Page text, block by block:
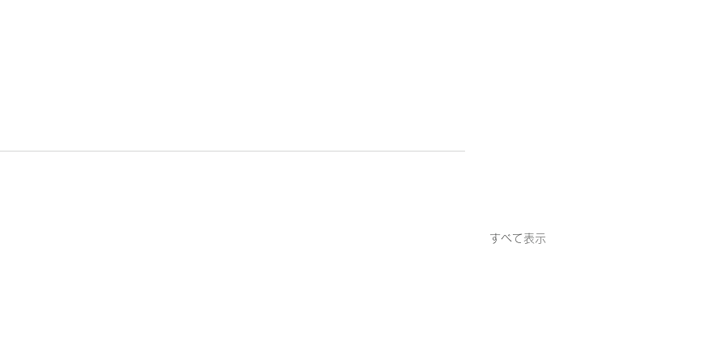
すべて表示